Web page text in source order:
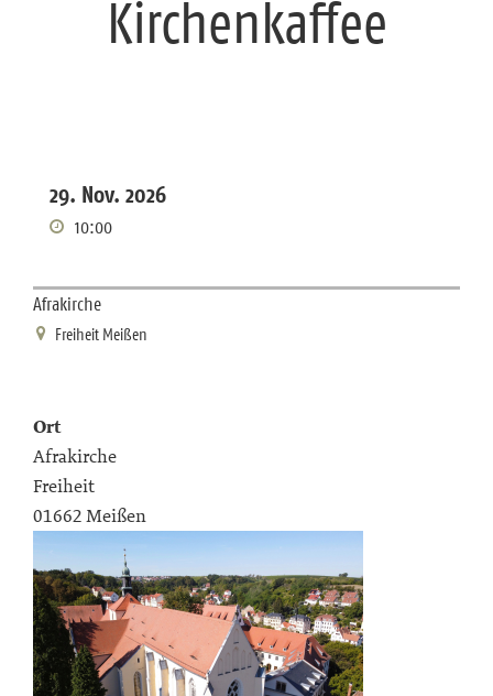
Kirchenkaffee
29. Nov. 2026
10:00
Afrakirche
Freiheit Meißen
Ort
Afrakirche
Freiheit
01662 Meißen